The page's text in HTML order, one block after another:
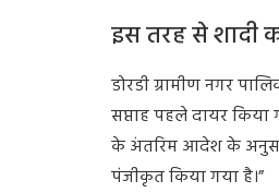
इस तरह से शादी
डोरडी ग्रामीण नगर
सप्ताह पहले दायर किया
के अंतरिम आदेश के अनुसार
पंजीकृत किया गया है।”